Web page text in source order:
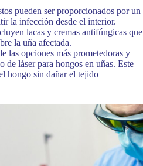
pueden ser proporcionados por un
la infección desde el interior.
lacas y cremas antifúngicas que
la uña afectada.
las opciones más prometedoras y
de láser para hongos en uñas. Este
hongo sin dañar el tejido